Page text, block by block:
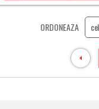
ORDONEAZA